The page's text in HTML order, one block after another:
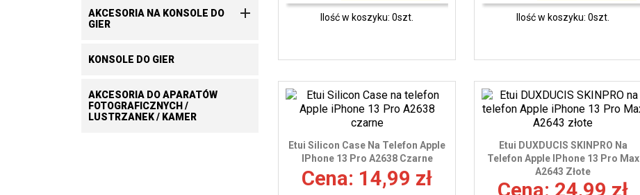
AKCESORIA NA KONSOLE DO
GIER

KONSOLE DO GIER
AKCESORIA DO APARATÓW
FOTOGRAFICZNYCH /
LUSTRZANEK / KAMER
Ilość w koszyku: 0szt. Ilość w koszyku: 0szt.
Etui Silicon Case Na Telefon Apple
IPhone 13 Pro A2638 Czarne
Cena: 14,99 zł
Etui DUXDUCIS SKINPRO Na
Telefon Apple IPhone 13 Pro Max
A2643 Złote
Cena: 24,99 zł